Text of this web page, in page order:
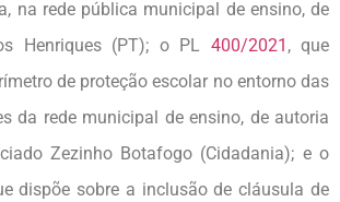
na rede pública municipal de ensino, de
Henriques (PT); o PL 400/2021 , que
de proteção escolar no entorno das
da rede municipal de ensino, de autoria
Zezinho Botafogo (Cidadania); e o
dispõe sobre a inclusão de cláusula de